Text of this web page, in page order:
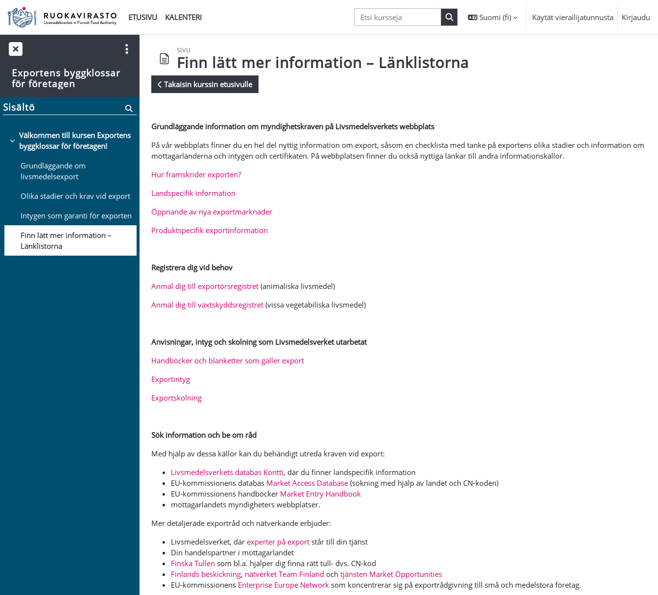
Siirry pääsisältöön
ETUSIVU
KALENTERI Suomi ‎(fi)‎ Käytät vierailijatunnusta Kirjaudu
SIVU
Finn lätt mer information – Länklistorna
Takaisin kurssin etusivulle
Grundläggande information om myndighetskraven på Livsmedelsverkets webbplats
På vår webbplats finner du en hel del nyttig information om export, såsom en checklista med tanke på exportens olika stadier och information om
mottagarländerna och intygen och certifikaten. På webbplatsen finner du också nyttiga länkar till andra informationskällor.
Hur framskrider exporten?
Landspecifik information
Öppnande av nya exportmarknader
Produktspecifik exportinformation
Registrera dig vid behov
Anmäl dig till exportörsregistret (animaliska livsmedel)
Anmäl dig till växtskyddsregistret (vissa vegetabiliska livsmedel)
Anvisningar, intyg och skolning som Livsmedelsverket utarbetat
Handböcker och blanketter som gäller export
Exportintyg
Exportskolning
Sök information och be om råd
Med hjälp av dessa källor kan du behändigt utreda kraven vid export:
Livsmedelsverkets databas Kontti, där du finner landspecifik information
EU-kommissionens databas Market Access Database (sökning med hjälp av landet och CN-koden)
EU-kommissionens handböcker Market Entry Handbook
mottagarlandets myndigheters webbplatser.
Mer detaljerade exportråd och nätverkande erbjuder:
Livsmedelsverket, där experter på export står till din tjänst
Din handelspartner i mottagarlandet
Finska Tullen som bl.a. hjälper dig finna rätt tull- dvs. CN-kod
Finlands beskickning, nätverket Team Finland och tjänsten Market Opportunities
EU-kommissionens Enterprise Europe Network som koncentrerar sig på exportrådgivning till små och medelstora företag.
Exportens byggklossar
för företagen
Sisältö
Tiivistä
Välkommen till kursen Exportens
byggklossar för företagen!
Grundläggande om
livsmedelsexport
Olika stadier och krav vid export
Intygen som garanti för exporten
Finn lätt mer information –
Länklistorna